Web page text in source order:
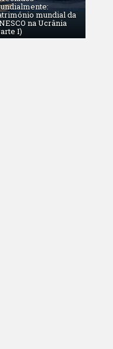
mundial da
na Ucrânia
I)